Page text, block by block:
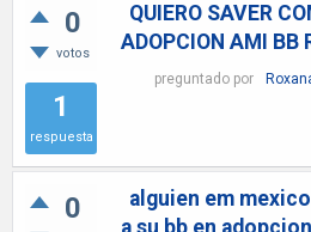
0
votos
1
respuesta
QUIERO SAVER
ADOPCION AMI BB
preguntado por
0
alguien em
a su bb en